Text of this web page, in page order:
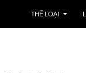
THỂ LOẠI